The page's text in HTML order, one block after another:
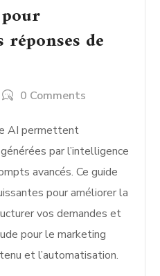
de
0 Comments
AI permettent
par l’intelligence
avancés. Ce guide
pour améliorer la
vos demandes et
pour le marketing
et l’automatisation.